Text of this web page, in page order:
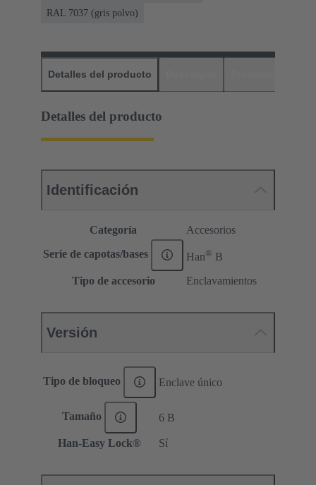
RAL 7037 (gris polvo)
Detalles del producto
Detalles del producto
Identificación
Categoría Accesorios
Serie de capotas/bases Han® B
Tipo de accesorio
Enclavamientos
Versión
Tipo de bloqueo Enclave único
Tamaño 6 B
Han-Easy Lock® Sí